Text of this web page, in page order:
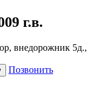
г.в.
внедорожник 5д.,
Позвонить